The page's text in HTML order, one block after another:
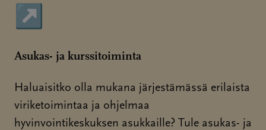
Sivu avautuu uudessa ikkunassa
↗
Asukas- ja kurssitoiminta
Haluaisitko olla mukana järjestämässä erilaista
viriketoimintaa ja ohjelmaa
hyvinvointikeskuksen asukkaille? Tule asukas- ja